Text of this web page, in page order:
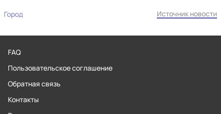
Город Источник новости
FAQ
Пользовательское соглашение
Обратная связь
Контакты